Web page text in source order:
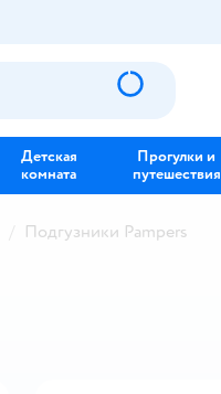
Детская
комната
Прогулки и
путешествия
Подгузники Pampers